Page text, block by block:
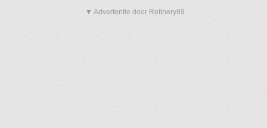
▼ Advertentie door Refinery89